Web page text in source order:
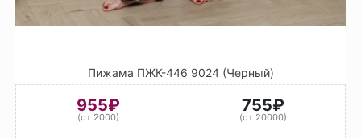
Пижама ПЖК-446 9024 (Черный)
955₽
(от 2000)
755₽
(от 20000)